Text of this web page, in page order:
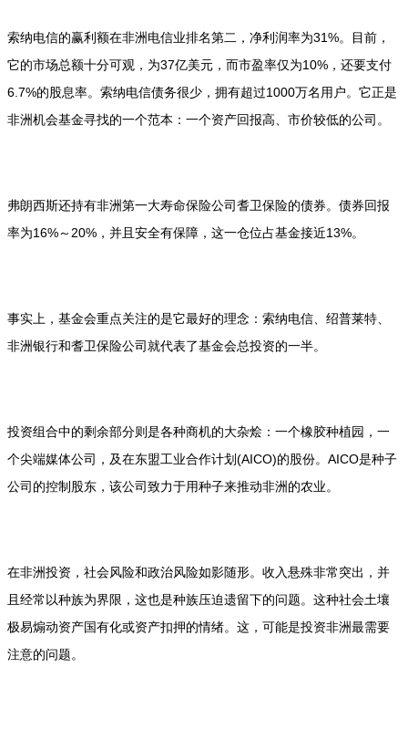
索纳电信的赢利额在非洲电信业排名第二，净利润率为31%。目前，
它的市场总额十分可观，为37亿美元，而市盈率仅为10%，还要支付
6.7%的股息率。索纳电信债务很少，拥有超过1000万名用户。它正是
非洲机会基金寻找的一个范本：一个资产回报高、市价较低的公司。
弗朗西斯还持有非洲第一大寿命保险公司耆卫保险的债券。债券回报
率为16%～20%，并且安全有保障，这一仓位占基金接近13%。
事实上，基金会重点关注的是它最好的理念：索纳电信、绍普莱特、
非洲银行和耆卫保险公司就代表了基金会总投资的一半。
投资组合中的剩余部分则是各种商机的大杂烩：一个橡胶种植园，一
个尖端媒体公司，及在东盟工业合作计划(AICO)的股份。AICO是种子
公司的控制股东，该公司致力于用种子来推动非洲的农业。
在非洲投资，社会风险和政治风险如影随形。收入悬殊非常突出，并
且经常以种族为界限，这也是种族压迫遗留下的问题。这种社会土壤
极易煽动资产国有化或资产扣押的情绪。这，可能是投资非洲最需要
注意的问题。